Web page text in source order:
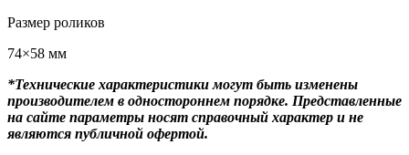
Размер роликов
74×58 мм
*Технические характеристики могут быть изменены
производителем в одностороннем порядке. Представленные
на сайте параметры носят справочный характер и не
являются публичной офертой.